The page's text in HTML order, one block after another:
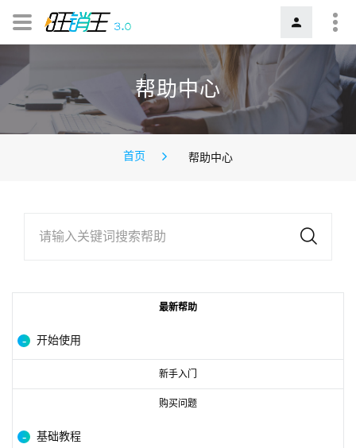
帮助中心
首页 帮助中心
请输入关键词搜索帮助
最新帮助
开始使用
新手入门
购买问题
基础教程